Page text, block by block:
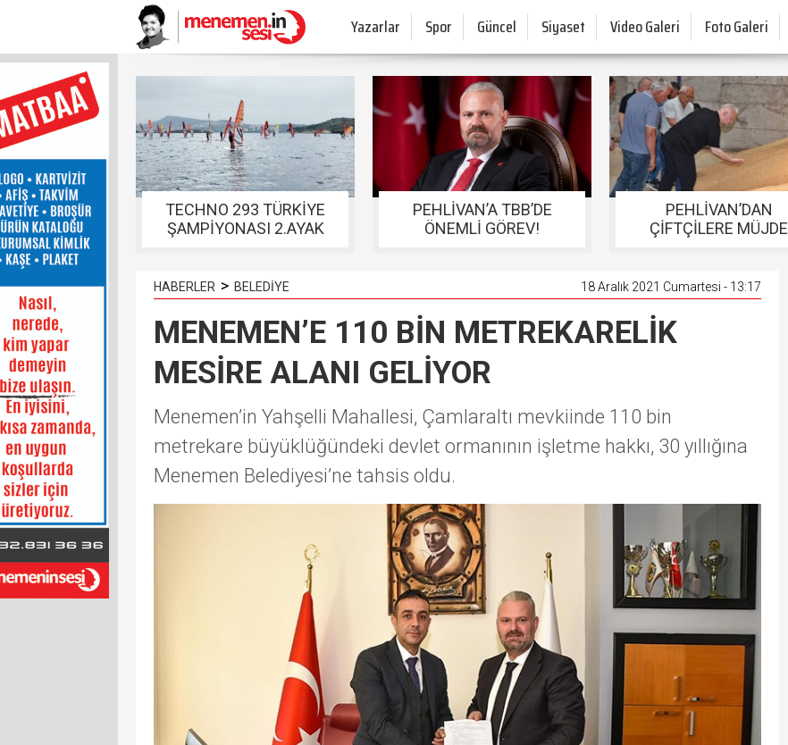
Yazarlar Spor Güncel Siyaset Video Galeri Foto Galeri
TECHNO 293 TÜRKİYE
ŞAMPİYONASI 2.AYAK
PEHLİVAN’A TBB’DE
ÖNEMLİ GÖREV!
PEHLİVAN’DAN
ÇİFTÇİLERE MÜJDE
HABERLER > BELEDİYE 18 Aralık 2021 Cumartesi - 13:17
MENEMEN’E 110 BİN METREKARELİK
MESİRE ALANI GELİYOR
Menemen’in Yahşelli Mahallesi, Çamlaraltı mevkiinde 110 bin
metrekare büyüklüğündeki devlet ormanının işletme hakkı, 30 yıllığına
Menemen Belediyesi’ne tahsis oldu.